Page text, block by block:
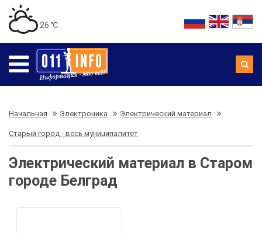
26 ℃
Начальная Электроника Электрический материал
Старый город - весь муниципалитет
Электрический материал в Старом
городе Белград